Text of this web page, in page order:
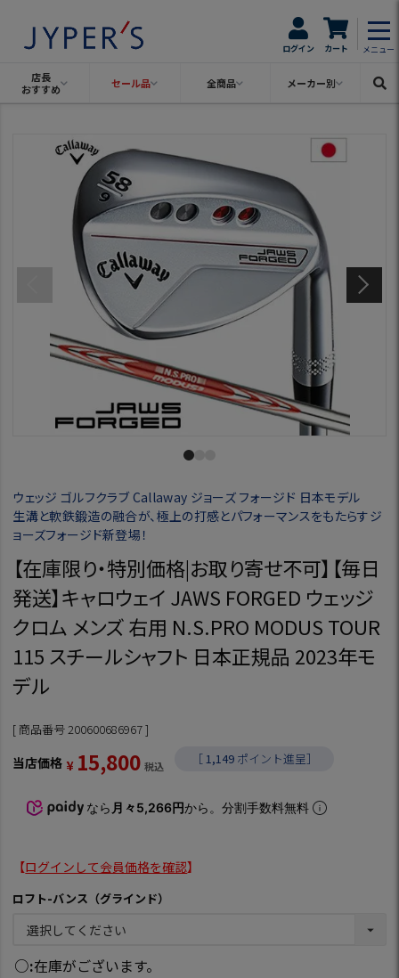
ログイン カート メニュー
店長
おすすめ
セール品 全商品 メーカー別
ウェッジ ゴルフクラブ Callaway ジョーズ フォージド 日本モデル
生溝と軟鉄鍛造の融合が、極上の打感とパフォーマンスをもたらすジ
ョーズフォージド新登場！
【在庫限り・特別価格|お取り寄せ不可】【毎日
発送】キャロウェイ JAWS FORGED ウェッジ
クロム メンズ 右用 N.S.PRO MODUS TOUR
115 スチールシャフト 日本正規品 2023年モ
デル
商品番号 200600686967
当店価格 ¥ 15,800 税込 ［1,149 ポイント進呈］
なら 月々5,266円から。分割手数料無料
【ログインして会員価格を確認】
ロフト-バンス（グラインド）
○ 在庫がございます。